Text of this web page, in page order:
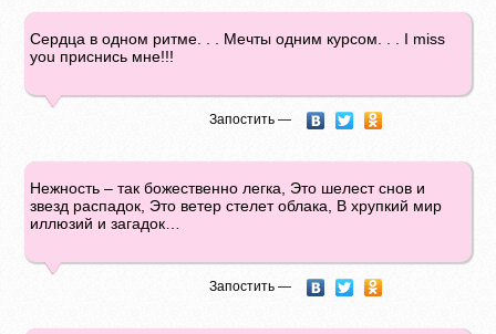
Сердца в одном ритме. . . Мечты одним курсом. . . I miss
you приснись мне!!!
Запостить —
Нежность – так божественно легка, Это шелест снов и
звезд распадок, Это ветер стелет облака, В хрупкий мир
иллюзий и загадок…
Запостить —